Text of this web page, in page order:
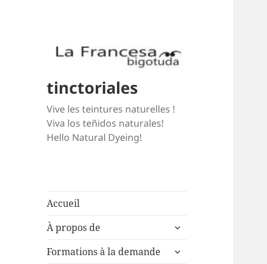
tinctoriales
Vive les teintures naturelles !
Viva los teñidos naturales!
Hello Natural Dyeing!
Accueil
À propos de
expand
menu
Formations à la demande
expand